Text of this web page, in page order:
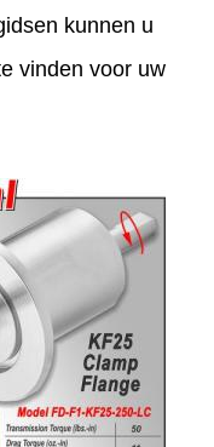
kunnen u
vinden voor uw